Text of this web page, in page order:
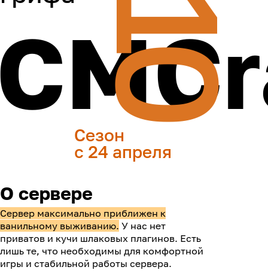
10
Сезон
с 24 апреля
О сервере
Сервер максимально приближен к
ванильному выживанию. У нас нет
приватов и кучи шлаковых плагинов. Есть
лишь те, что необходимы для комфортной
игры и стабильной работы сервера.